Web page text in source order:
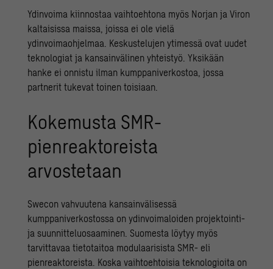
Ydinvoima kiinnostaa vaihtoehtona myös Norjan ja Viron
kaltaisissa maissa, joissa ei ole vielä
ydinvoimaohjelmaa. Keskustelujen ytimessä ovat uudet
teknologiat ja kansainvälinen yhteistyö. Yksikään
hanke ei onnistu ilman kumppaniverkostoa, jossa
partnerit tukevat toinen toisiaan.
Kokemusta SMR-
pienreaktoreista
arvostetaan
Swecon vahvuutena kansainvälisessä
kumppaniverkostossa on ydinvoimaloiden projektointi-
ja suunnitteluosaaminen. Suomesta löytyy myös
tarvittavaa tietotaitoa modulaarisista SMR- eli
pienreaktoreista. Koska vaihtoehtoisia teknologioita on